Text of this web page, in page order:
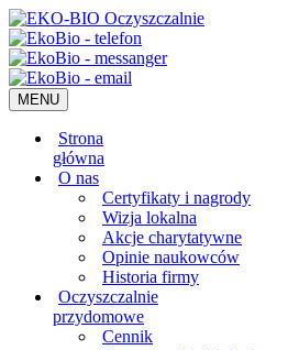
MENU
Strona
główna
O nas
Certyfikaty i nagrody
Wizja lokalna
Akcje charytatywne
Opinie naukowców
Historia firmy
Oczyszczalnie
przydomowe
Cennik